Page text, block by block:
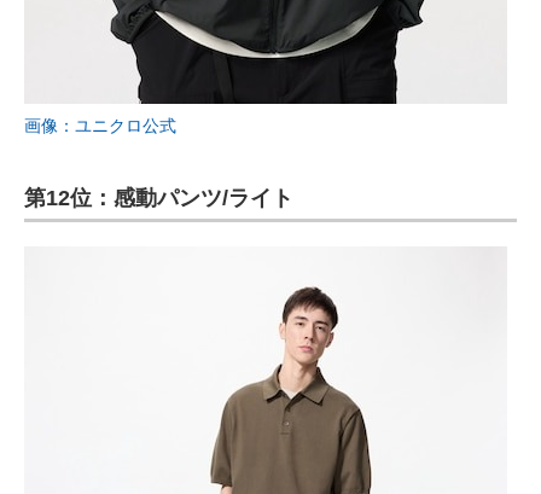
画像：ユニクロ公式
第12位：感動パンツ/ライト